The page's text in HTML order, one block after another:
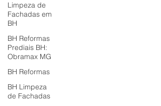
Limpeza de
Fachadas em
BH
BH Reformas
Prediais BH:
Obramax MG
BH Reformas
BH Limpeza
de Fachadas